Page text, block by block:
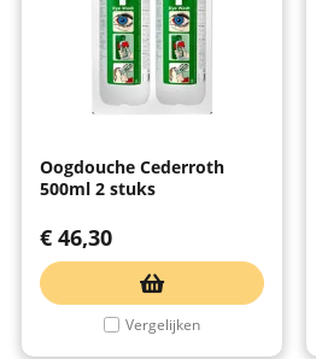
Oogdouche Cederroth
500ml 2 stuks
€ 46,30
Vergelijken